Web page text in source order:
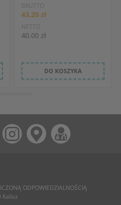
BRUTTO
43.20 zł
NETTO
40.00 zł
DO KOSZYKA
ODPOWIEDZIALNOŚCIĄ
Kalisz